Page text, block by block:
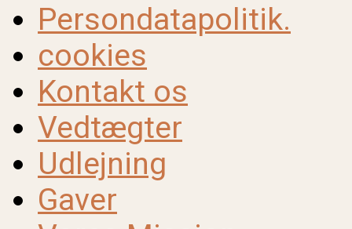
Persondatapolitik.
cookies
Kontakt os
Vedtægter
Udlejning
Gaver